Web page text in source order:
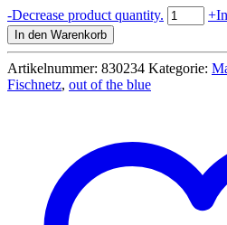
-Decrease product quantity. Deko
Fischernetz
Muscheln
-
830234
Menge
+
In den Warenkorb
Artikelnummer: 830234 Kategorie:
Fischnetz, out of the blue